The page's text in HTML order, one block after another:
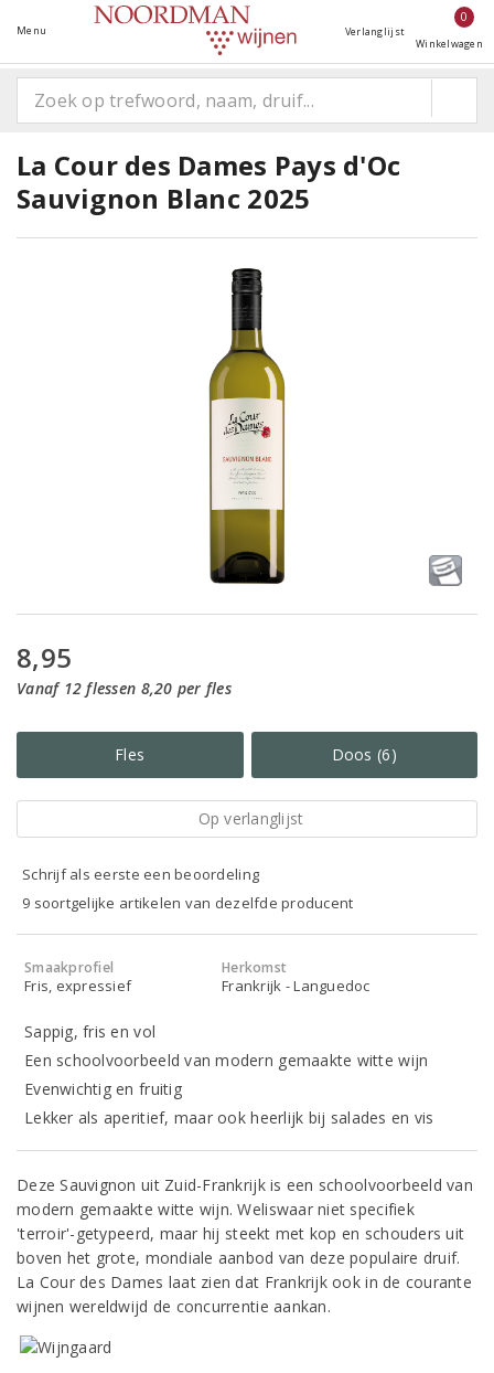
Menu Verlanglijst
0
Winkelwagen
La Cour des Dames Pays d'Oc
Sauvignon Blanc 2025
8,95
Vanaf 12 flessen 8,20 per fles
Fles Doos (6)
Op verlanglijst
Schrijf als eerste een beoordeling
9 soortgelijke artikelen van dezelfde producent
Smaakprofiel
Fris, expressief
Herkomst
Frankrijk - Languedoc
Sappig, fris en vol
Een schoolvoorbeeld van modern gemaakte witte wijn
Evenwichtig en fruitig
Lekker als aperitief, maar ook heerlijk bij salades en vis
Deze Sauvignon uit Zuid-Frankrijk is een schoolvoorbeeld van
modern gemaakte witte wijn. Weliswaar niet specifiek
'terroir'-getypeerd, maar hij steekt met kop en schouders uit
boven het grote, mondiale aanbod van deze populaire druif.
La Cour des Dames laat zien dat Frankrijk ook in de courante
wijnen wereldwijd de concurrentie aankan.